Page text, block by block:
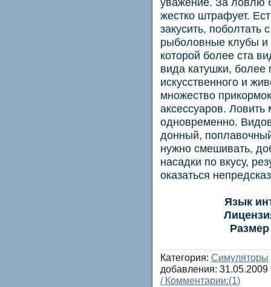
жестко штрафует.
закусить, поболтать
рыболовные клубы
которой более ста
вида катушки, более
искусственного и
множество
аксессуаров.
одновременно.
донный,
нужно смешивать,
насадки по вкусу,
оказаться
Язык
Категория: Симуляторы
добавления: 31.05.2009
/ Комментарии:(1)